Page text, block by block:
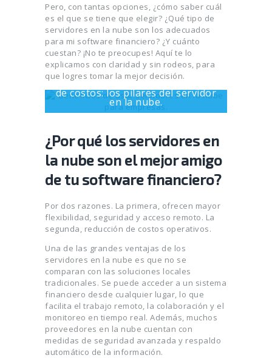
Pero, con tantas opciones, ¿cómo saber cuál
es el que se tiene que elegir? ¿Qué tipo de
servidores en la nube son los adecuados
para mi software financiero? ¿Y cuánto
cuestan? ¡No te preocupes! Aquí te lo
explicamos con claridad y sin rodeos, para
que logres tomar la mejor decisión.
Flexibilidad, seguridad y reducción
de costos: los pilares del servidor
en la nube.
¿Por qué los servidores en
la nube son el mejor amigo
de tu software financiero?
Por dos razones. La primera, ofrecen mayor
flexibilidad, seguridad y acceso remoto. La
segunda, reducción de costos operativos.
Una de las grandes ventajas de los
servidores en la nube es que no se
comparan con las soluciones locales
tradicionales. Se puede acceder a un sistema
financiero desde cualquier lugar, lo que
facilita el trabajo remoto, la colaboración y el
monitoreo en tiempo real. Además, muchos
proveedores en la nube cuentan con
medidas de seguridad avanzada y respaldo
automático de la información.